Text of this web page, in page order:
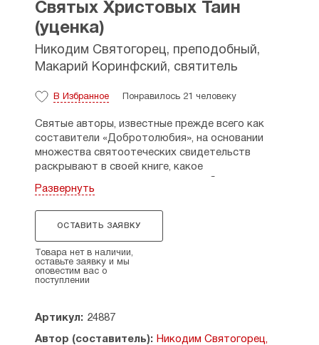
Святых Христовых Таин
(уценка)
Никодим Святогорец, преподобный,
Макарий Коринфский, святитель
В Избранное Понравилось 21 человеку
Святые авторы, известные прежде всего как
составители «Добротолюбия», на основании
множества святоотеческих свидетельств
раскрывают в своей книге, какое
отношение к Божественной Литургии
и ко Святому Причащению. Книга, названная ими
«душеполезнейшей», адресована как мирянам,
так и священнослужителям.
Уценка:
Повреждения обложки (царапины, вмятины,
возврату не подлежат.
Развернуть
ОСТАВИТЬ ЗАЯВКУ
Товара нет в наличии,
оставьте заявку и мы
оповестим вас о
поступлении
Артикул: 24887
Автор (составитель): Никодим Святогорец,